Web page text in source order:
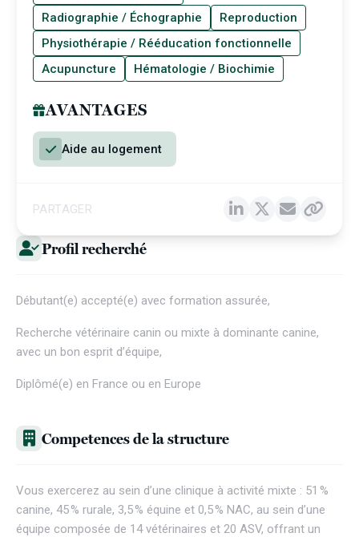
Profil recherché
Débutant(e) accepté(e) avec formation assurée,
Recherche vétérinaire canin ou mixte à dominante canine,
avec un bon esprit d’équipe,
Diplômé(e) en France ou en Europe
Competences de la structure
Vous exercerez au sein d’une clinique à activité mixte : 51 %
canine, 45 % rurale, 3,5 % équine et 0,5 % NAC, au sein d’une
équipe composée de 14 vétérinaires et 20 ASV, offrant un
Radiographie / Échographie
Reproduction
Physiothérapie / Rééducation fonctionnelle
Acupuncture
Hématologie / Biochimie
AVANTAGES
Aide au logement
PARTAGER